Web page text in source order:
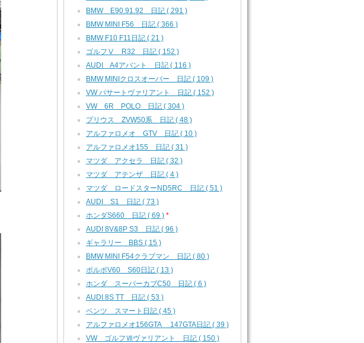
BMW E90.91.92 日記 ( 291 )
BMW MINI F56 日記 ( 366 )
BMW F10 F11日記 ( 21 )
ゴルフⅤ R32 日記 ( 152 )
AUDI A4アバント 日記 ( 116 )
BMW MINIクロスオーバー 日記 ( 109 )
VW パサートヴァリアント 日記 ( 152 )
VW 6R POLO 日記 ( 304 )
プリウス ZVW50系 日記 ( 48 )
アルファロメオ GTV 日記 ( 10 )
アルファロメオ155 日記 ( 31 )
マツダ アクセラ 日記 ( 32 )
マツダ アテンザ 日記 ( 4 )
マツダ ロードスターND5RC 日記 ( 51 )
AUDI S1 日記 ( 73 )
ホンダS660 日記 ( 69 ) *
AUDI 8V&8P S3 日記 ( 96 )
ギャラリー BBS ( 15 )
BMW MINI F54クラブマン 日記 ( 80 )
ボルボV60 S60日記 ( 13 )
ホンダ スーパーカブC50 日記 ( 6 )
AUDI 8S TT 日記 ( 53 )
ベンツ スマート日記 ( 45 )
アルファロメオ156GTA 147GTA日記 ( 39 )
VW ゴルフⅦヴァリアント 日記 ( 150 )